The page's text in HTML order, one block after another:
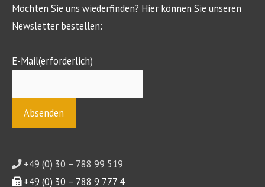
Möchten Sie uns wiederfinden? Hier können Sie unseren
Newsletter bestellen:
E-Mail(erforderlich)
+49 (0) 30 – 788 99 519
+49 (0) 30 – 788 9 777 4